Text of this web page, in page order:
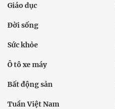
Giáo dục
Đời sống
Sức khỏe
Ô tô xe máy
Bất động sản
Tuần Việt Nam